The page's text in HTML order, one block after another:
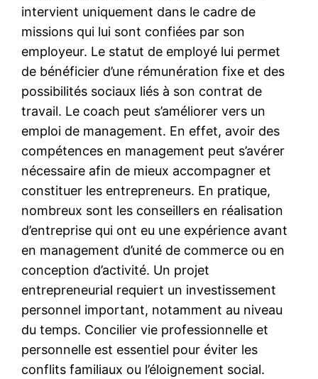
intervient uniquement dans le cadre de
missions qui lui sont confiées par son
employeur. Le statut de employé lui permet
de bénéficier d’une rémunération fixe et des
possibilités sociaux liés à son contrat de
travail. Le coach peut s’améliorer vers un
emploi de management. En effet, avoir des
compétences en management peut s’avérer
nécessaire afin de mieux accompagner et
constituer les entrepreneurs. En pratique,
nombreux sont les conseillers en réalisation
d’entreprise qui ont eu une expérience avant
en management d’unité de commerce ou en
conception d’activité. Un projet
entrepreneurial requiert un investissement
personnel important, notamment au niveau
du temps. Concilier vie professionnelle et
personnelle est essentiel pour éviter les
conflits familiaux ou l’éloignement social.